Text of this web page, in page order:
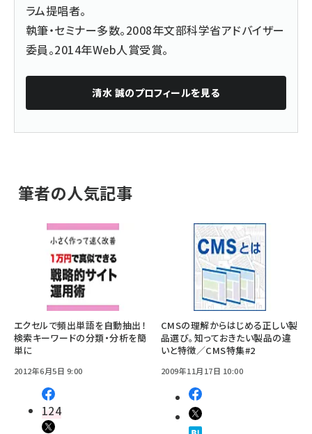
ラム提唱者。
執筆・セミナー多数。2008年文部科学省アドバイザー
委員。2014年Web人賞受賞。
清水 誠のプロフィールを見る
筆者の人気記事
エクセルで頻出単語を自動抽出！
検索キーワードの分類・分析を簡
単に
2012年6月5日 9:00
124
CMSの理解からはじめる正しい製
品選び。知っておきたい製品の違
いと特徴／CMS特集#2
2009年11月17日 10:00